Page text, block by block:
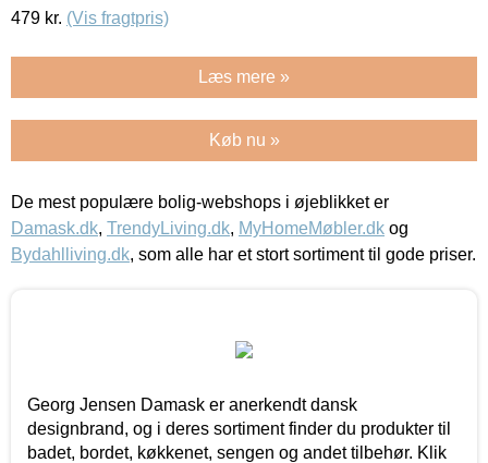
479 kr. (Vis fragtpris)
Læs mere »
Køb nu »
De mest populære bolig-webshops i øjeblikket er
Damask.dk, TrendyLiving.dk, MyHomeMøbler.dk og
Bydahlliving.dk, som alle har et stort sortiment til gode priser.
Georg Jensen Damask er anerkendt dansk
designbrand, og i deres sortiment finder du produkter til
badet, bordet, køkkenet, sengen og andet tilbehør. Klik